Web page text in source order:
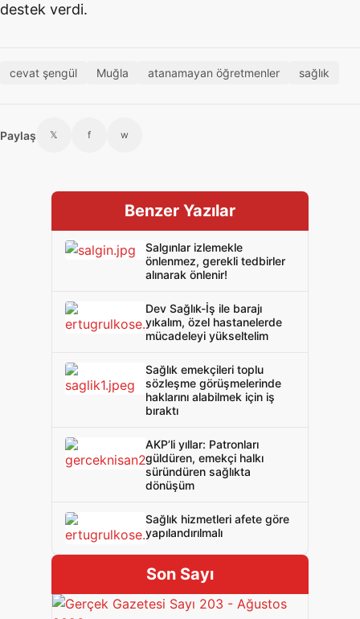
destek verdi.
cevat şengül Muğla atanamayan öğretmenler sağlık
Paylaş 𝕏 f w
Benzer Yazılar
Salgınlar izlemekle
önlenmez, gerekli tedbirler
alınarak önlenir!
Dev Sağlık-İş ile barajı
yıkalım, özel hastanelerde
mücadeleyi yükseltelim
Sağlık emekçileri toplu
sözleşme görüşmelerinde
haklarını alabilmek için iş
bıraktı
AKP’li yıllar: Patronları
güldüren, emekçi halkı
süründüren sağlıkta
dönüşüm
Sağlık hizmetleri afete göre
yapılandırılmalı
Son Sayı